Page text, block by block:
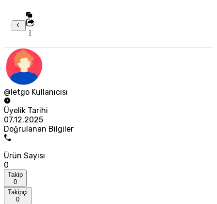
@letgo Kullanıcısı
Üyelik Tarihi
07.12.2025
Doğrulanan Bilgiler
Ürün Sayısı
0
Takip
0
Takipçi
0